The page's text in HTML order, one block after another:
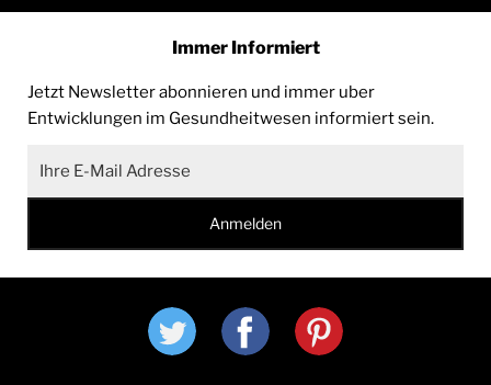
Immer Informiert
Jetzt Newsletter abonnieren und immer uber
Entwicklungen im Gesundheitwesen informiert sein.
twitter facebookpinterest